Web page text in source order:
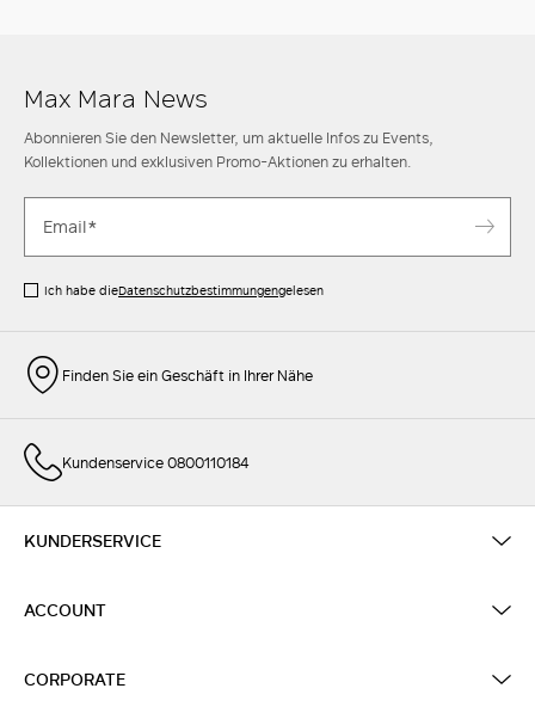
Max Mara News
Abonnieren Sie den Newsletter, um aktuelle Infos zu Events,
Kollektionen und exklusiven Promo-Aktionen zu erhalten.
Ich habe dieDatenschutzbestimmungengelesen
Finden Sie ein Geschäft in Ihrer Nähe
Kundenservice 0800110184
KUNDERSERVICE
ACCOUNT
CORPORATE